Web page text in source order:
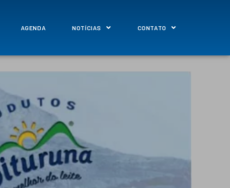
AGENDA NOTÍCIAS CONTATO